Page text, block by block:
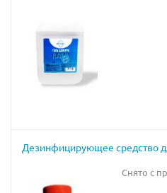
Дезинфицирующее средство
Снято с